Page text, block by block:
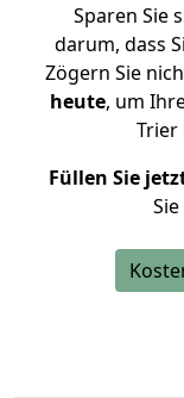
Sparen Sie
darum, dass
Zögern Sie
heute, um
Trier
Füllen Sie